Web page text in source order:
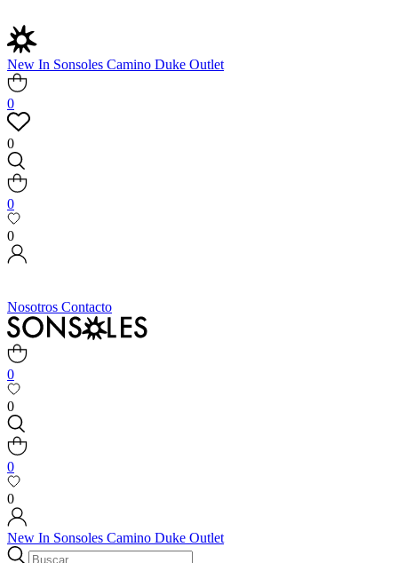
New In Sonsoles Camino Duke Outlet
0
0
0
0
Nosotros Contacto
0
0
0
0
New In Sonsoles Camino Duke Outlet